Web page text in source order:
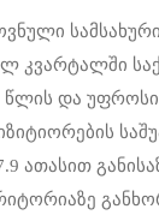
კვარტალში
და უფროსი
ათასით